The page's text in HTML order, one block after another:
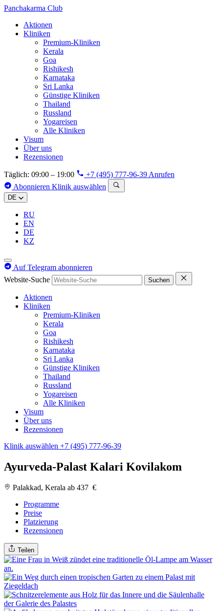
Panchakarma Club
Aktionen
Kliniken
Premium-Kliniken
Kerala
Goa
Rishikesh
Karnataka
Sri Lanka
Günstige Kliniken
Thailand
Russland
Yogareisen
Alle Kliniken
Visum
Über uns
Rezensionen
Täglich: 09:00 – 19:00 +7 (495) 777-96-39 Anrufen
Abonnieren Klinik auswählen
DE
RU
EN
DE
KZ
Auf Telegram abonnieren
Website-Suche
Suchen
Aktionen
Kliniken
Premium-Kliniken
Kerala
Goa
Rishikesh
Karnataka
Sri Lanka
Günstige Kliniken
Thailand
Russland
Yogareisen
Alle Kliniken
Visum
Über uns
Rezensionen
Klinik auswählen +7 (495) 777-96-39
Ayurveda-Palast Kalari Kovilakom
Palakkad, Kerala ab 437 €
Programme
Preise
Platzierung
Rezensionen
Teilen